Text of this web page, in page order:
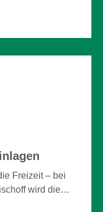
und einer
Freizeit – bei
wird die